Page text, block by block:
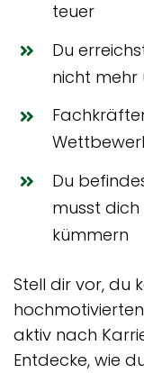
teuer
Du
nicht mehr
Du
musst dich
kümmern
Stell dir vor, du
aktiv nach
Entdecke, wie